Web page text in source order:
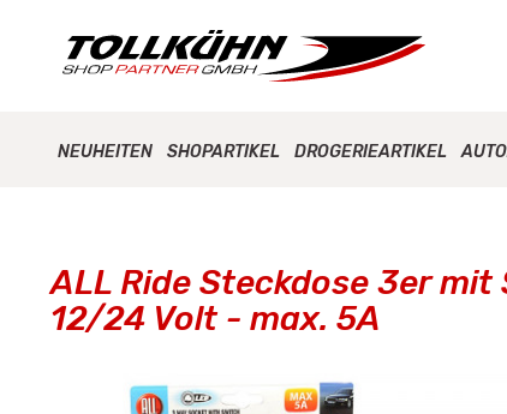
NEUHEITEN SHOPARTIKEL DROGERIEARTIKEL
ALL Ride Steckdose 3er
12/24 Volt - max. 5A